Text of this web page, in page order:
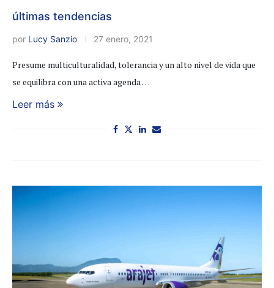
últimas tendencias
por Lucy Sanzio 27 enero, 2021
Presume multiculturalidad, tolerancia y un alto nivel de vida que
se equilibra con una activa agenda …
Leer más